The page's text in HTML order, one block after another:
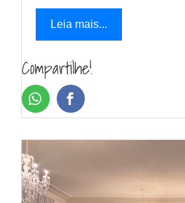
Leia mais...
Compartilhe!